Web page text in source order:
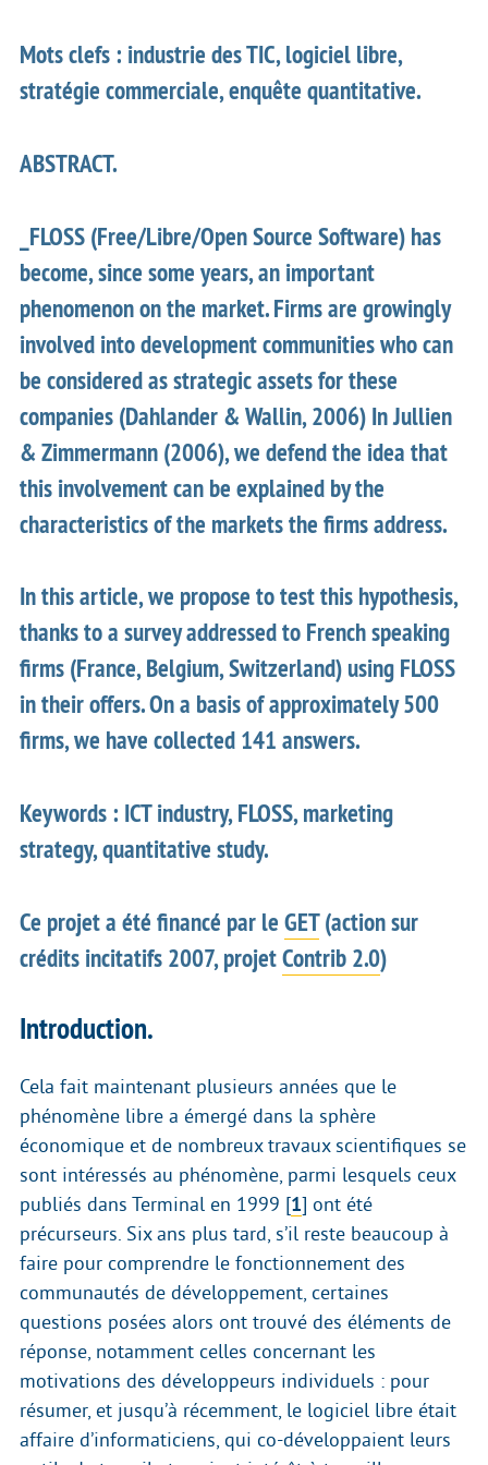
Mots clefs : industrie des TIC, logiciel libre,
stratégie commerciale, enquête quantitative.
ABSTRACT.
_FLOSS (Free/Libre/Open Source Software) has
become, since some years, an important
phenomenon on the market. Firms are growingly
involved into development communities who can
be considered as strategic assets for these
companies (Dahlander & Wallin, 2006) In Jullien
& Zimmermann (2006), we defend the idea that
this involvement can be explained by the
characteristics of the markets the firms address.
In this article, we propose to test this hypothesis,
thanks to a survey addressed to French speaking
firms (France, Belgium, Switzerland) using FLOSS
in their offers. On a basis of approximately 500
firms, we have collected 141 answers.
Keywords : ICT industry, FLOSS, marketing
strategy, quantitative study.
Ce projet a été financé par le GET(action sur
crédits incitatifs 2007, projetContrib 2.0)
Introduction.
Cela fait maintenant plusieurs années que le
phénomène libre a émergé dans la sphère
économique et de nombreux travaux scientifiques se
sont intéressés au phénomène, parmi lesquels ceux
publiés dans Terminal en 1999 [1] ont été
précurseurs. Six ans plus tard, s’il reste beaucoup à
faire pour comprendre le fonctionnement des
communautés de développement, certaines
questions posées alors ont trouvé des éléments de
réponse, notamment celles concernant les
motivations des développeurs individuels : pour
résumer, et jusqu’à récemment, le logiciel libre était
affaire d’informaticiens, qui co-développaient leurs